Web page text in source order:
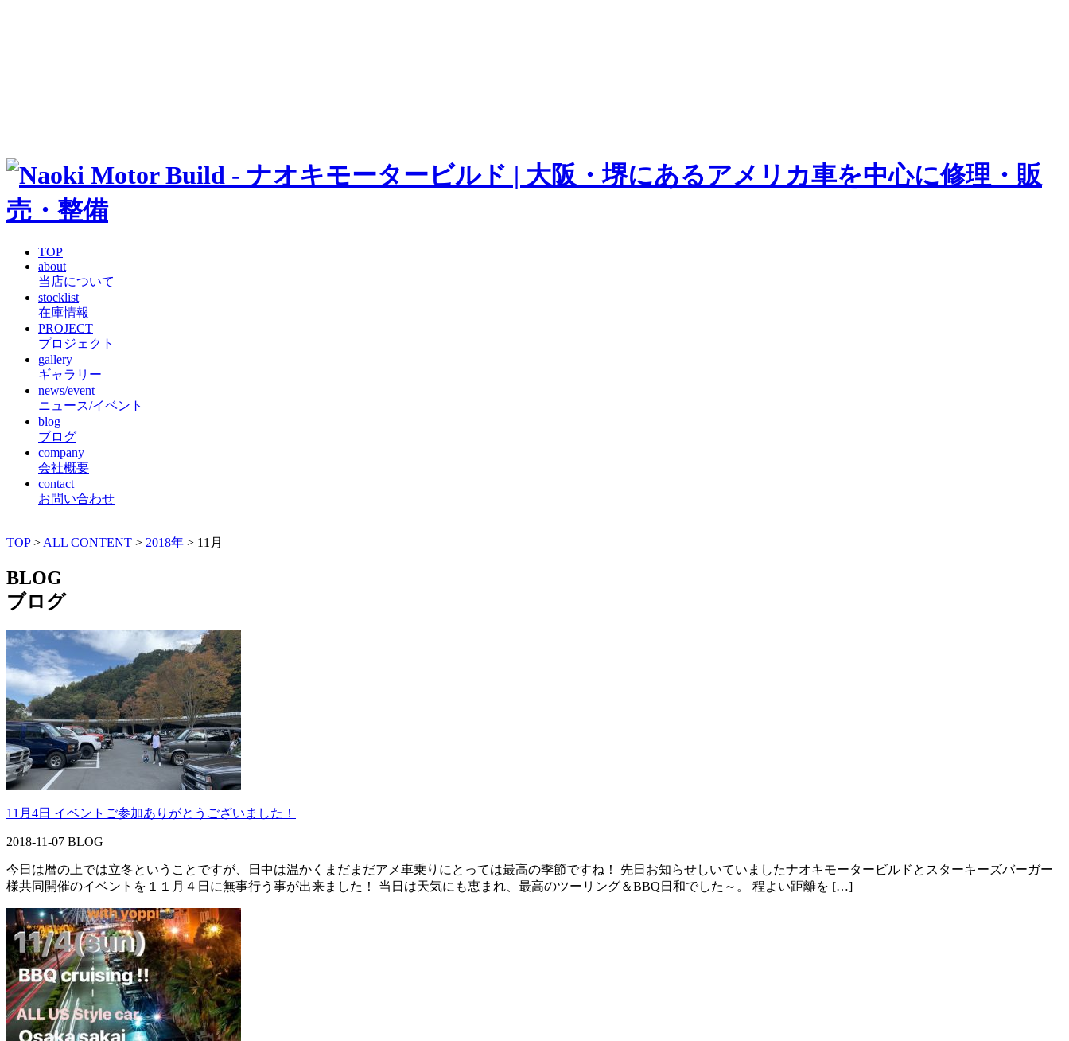
TOP
about
当店について
stocklist
在庫情報
PROJECT
プロジェクト
gallery
ギャラリー
news/event
ニュース/イベント
blog
ブログ
company
会社概要
contact
お問い合わせ
TOP> ALL CONTENT > 2018年 > 11月
BLOG
ブログ
11月4日 イベントご参加ありがとうございました！
2018-11-07 BLOG
今日は暦の上では立冬ということですが、日中は温かくまだまだアメ車乗りにとっては最高の季節ですね！ 先日お知らせしいていましたナオキモータービルドとスターキーズバーガー
様共同開催のイベントを１１月４日に無事行う事が出来ました！ 当日は天気にも恵まれ、最高のツーリング＆BBQ日和でした～。 程よい距離を […]